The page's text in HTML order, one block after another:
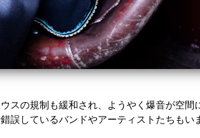
の規制も緩和され、ようやく爆音が空間
誤しているバンドやアーティストたちもい